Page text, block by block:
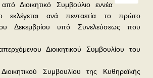
Διοικητικό Συμβούλιο εννέα
εκλέγεται ανά πενταετία το πρώτο
Δεκεμβρίου υπό Συνελεύσεως που
Διοικητικού Συμβουλίου του
Συμβουλίου της Κυθηραϊκής